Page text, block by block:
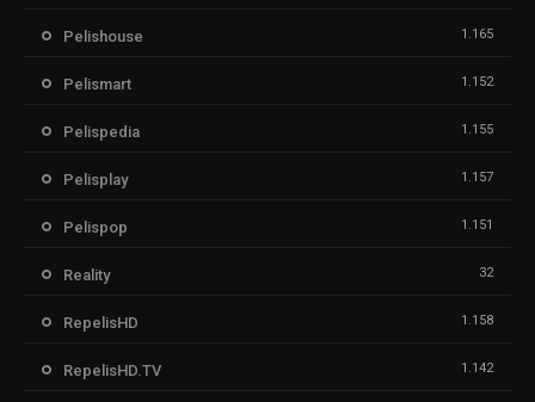
Pelishouse 1.165
Pelismart 1.152
Pelispedia 1.155
Pelisplay 1.157
Pelispop 1.151
Reality 32
RepelisHD 1.158
RepelisHD.TV 1.142